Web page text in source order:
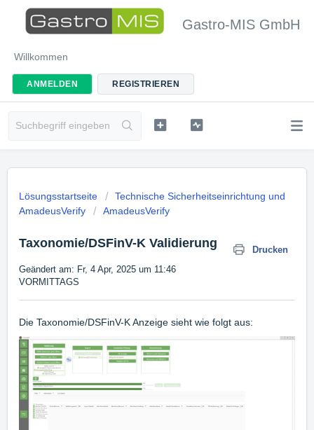
Gastro-MIS GmbH
Willkommen
ANMELDEN REGISTRIEREN
Lösungsstartseite
Technische Sicherheitseinrichtung und
AmadeusVerify
AmadeusVerify
Taxonomie/DSFinV-K Validierung
Drucken
Geändert am: Fr, 4 Apr, 2025 um 11:46
VORMITTAGS
Die Taxonomie/DSFinV-K Anzeige sieht wie folgt aus: